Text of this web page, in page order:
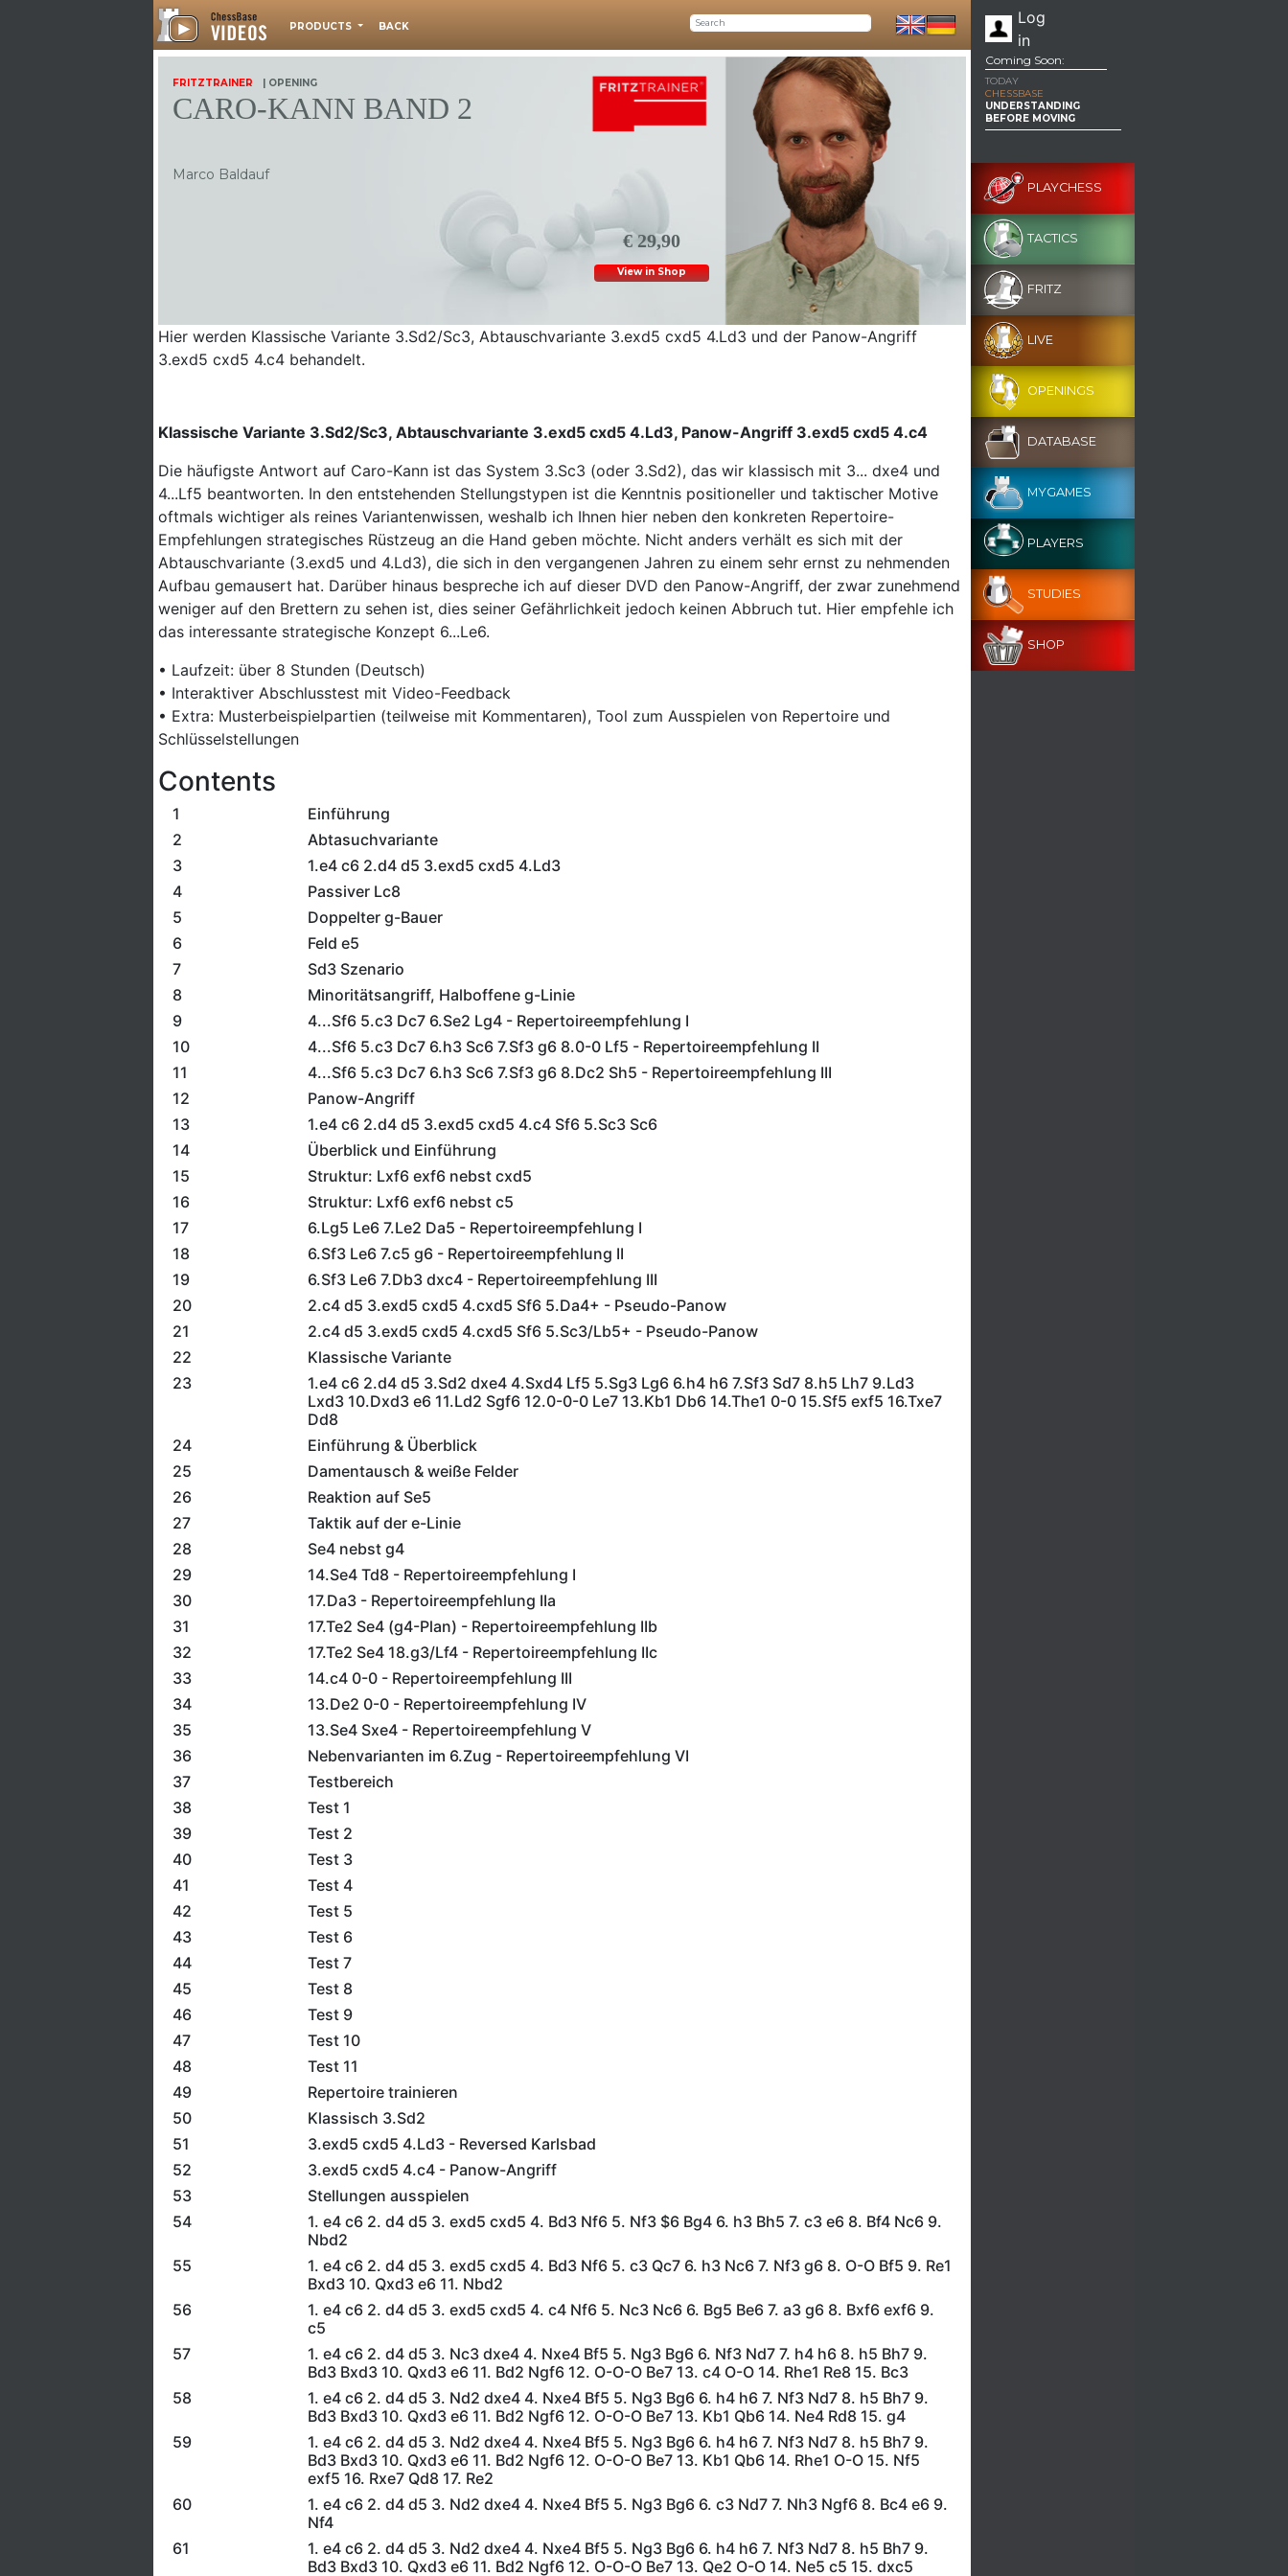
PRODUCTS BACK
Log
in
€ 29,90
View in Shop
FRITZTRAINER | OPENING
CARO-KANN BAND 2
Marco Baldauf
Hier werden Klassische Variante 3.Sd2/Sc3, Abtauschvariante 3.exd5 cxd5 4.Ld3 und der Panow-Angriff
3.exd5 cxd5 4.c4 behandelt.
Klassische Variante 3.Sd2/Sc3, Abtauschvariante 3.exd5 cxd5 4.Ld3, Panow-Angriff 3.exd5 cxd5 4.c4
Die häufigste Antwort auf Caro-Kann ist das System 3.Sc3 (oder 3.Sd2), das wir klassisch mit 3... dxe4 und
4...Lf5 beantworten. In den entstehenden Stellungstypen ist die Kenntnis positioneller und taktischer Motive
oftmals wichtiger als reines Variantenwissen, weshalb ich Ihnen hier neben den konkreten Repertoire-
Empfehlungen strategisches Rüstzeug an die Hand geben möchte. Nicht anders verhält es sich mit der
Abtauschvariante (3.exd5 und 4.Ld3), die sich in den vergangenen Jahren zu einem sehr ernst zu nehmenden
Aufbau gemausert hat. Darüber hinaus bespreche ich auf dieser DVD den Panow-Angriff, der zwar zunehmend
weniger auf den Brettern zu sehen ist, dies seiner Gefährlichkeit jedoch keinen Abbruch tut. Hier empfehle ich
das interessante strategische Konzept 6...Le6.
• Laufzeit: über 8 Stunden (Deutsch)
• Interaktiver Abschlusstest mit Video-Feedback
• Extra: Musterbeispielpartien (teilweise mit Kommentaren), Tool zum Ausspielen von Repertoire und
Schlüsselstellungen
Contents
1
Einführung
2
Abtasuchvariante
3
1.e4 c6 2.d4 d5 3.exd5 cxd5 4.Ld3
4
Passiver Lc8
5
Doppelter g-Bauer
6
Feld e5
7
Sd3 Szenario
8
Minoritätsangriff, Halboffene g-Linie
9
4...Sf6 5.c3 Dc7 6.Se2 Lg4 - Repertoireempfehlung I
10
4...Sf6 5.c3 Dc7 6.h3 Sc6 7.Sf3 g6 8.0-0 Lf5 - Repertoireempfehlung II
11
4...Sf6 5.c3 Dc7 6.h3 Sc6 7.Sf3 g6 8.Dc2 Sh5 - Repertoireempfehlung III
12
Panow-Angriff
13
1.e4 c6 2.d4 d5 3.exd5 cxd5 4.c4 Sf6 5.Sc3 Sc6
14
Überblick und Einführung
15
Struktur: Lxf6 exf6 nebst cxd5
16
Struktur: Lxf6 exf6 nebst c5
17
6.Lg5 Le6 7.Le2 Da5 - Repertoireempfehlung I
18
6.Sf3 Le6 7.c5 g6 - Repertoireempfehlung II
19
6.Sf3 Le6 7.Db3 dxc4 - Repertoireempfehlung III
20
2.c4 d5 3.exd5 cxd5 4.cxd5 Sf6 5.Da4+ - Pseudo-Panow
21
2.c4 d5 3.exd5 cxd5 4.cxd5 Sf6 5.Sc3/Lb5+ - Pseudo-Panow
22
Klassische Variante
23
1.e4 c6 2.d4 d5 3.Sd2 dxe4 4.Sxd4 Lf5 5.Sg3 Lg6 6.h4 h6 7.Sf3 Sd7 8.h5 Lh7 9.Ld3
Lxd3 10.Dxd3 e6 11.Ld2 Sgf6 12.0-0-0 Le7 13.Kb1 Db6 14.The1 0-0 15.Sf5 exf5 16.Txe7
Dd8
24
Einführung & Überblick
25
Damentausch & weiße Felder
26
Reaktion auf Se5
27
Taktik auf der e-Linie
28
Se4 nebst g4
29
14.Se4 Td8 - Repertoireempfehlung I
30
17.Da3 - Repertoireempfehlung IIa
31
17.Te2 Se4 (g4-Plan) - Repertoireempfehlung IIb
32
17.Te2 Se4 18.g3/Lf4 - Repertoireempfehlung IIc
33
14.c4 0-0 - Repertoireempfehlung III
34
13.De2 0-0 - Repertoireempfehlung IV
35
13.Se4 Sxe4 - Repertoireempfehlung V
36
Nebenvarianten im 6.Zug - Repertoireempfehlung VI
37
Testbereich
38
Test 1
39
Test 2
40
Test 3
41
Test 4
42
Test 5
43
Test 6
44
Test 7
45
Test 8
46
Test 9
47
Test 10
48
Test 11
49
Repertoire trainieren
50
Klassisch 3.Sd2
51
3.exd5 cxd5 4.Ld3 - Reversed Karlsbad
52
3.exd5 cxd5 4.c4 - Panow-Angriff
53
Stellungen ausspielen
54
1. e4 c6 2. d4 d5 3. exd5 cxd5 4. Bd3 Nf6 5. Nf3 $6 Bg4 6. h3 Bh5 7. c3 e6 8. Bf4 Nc6 9.
Nbd2
55
1. e4 c6 2. d4 d5 3. exd5 cxd5 4. Bd3 Nf6 5. c3 Qc7 6. h3 Nc6 7. Nf3 g6 8. O-O Bf5 9. Re1
Bxd3 10. Qxd3 e6 11. Nbd2
56
1. e4 c6 2. d4 d5 3. exd5 cxd5 4. c4 Nf6 5. Nc3 Nc6 6. Bg5 Be6 7. a3 g6 8. Bxf6 exf6 9.
c5
57
1. e4 c6 2. d4 d5 3. Nc3 dxe4 4. Nxe4 Bf5 5. Ng3 Bg6 6. Nf3 Nd7 7. h4 h6 8. h5 Bh7 9.
Bd3 Bxd3 10. Qxd3 e6 11. Bd2 Ngf6 12. O-O-O Be7 13. c4 O-O 14. Rhe1 Re8 15. Bc3
58
1. e4 c6 2. d4 d5 3. Nd2 dxe4 4. Nxe4 Bf5 5. Ng3 Bg6 6. h4 h6 7. Nf3 Nd7 8. h5 Bh7 9.
Bd3 Bxd3 10. Qxd3 e6 11. Bd2 Ngf6 12. O-O-O Be7 13. Kb1 Qb6 14. Ne4 Rd8 15. g4
59
1. e4 c6 2. d4 d5 3. Nd2 dxe4 4. Nxe4 Bf5 5. Ng3 Bg6 6. h4 h6 7. Nf3 Nd7 8. h5 Bh7 9.
Bd3 Bxd3 10. Qxd3 e6 11. Bd2 Ngf6 12. O-O-O Be7 13. Kb1 Qb6 14. Rhe1 O-O 15. Nf5
exf5 16. Rxe7 Qd8 17. Re2
60
1. e4 c6 2. d4 d5 3. Nd2 dxe4 4. Nxe4 Bf5 5. Ng3 Bg6 6. c3 Nd7 7. Nh3 Ngf6 8. Bc4 e6 9.
Nf4
61
1. e4 c6 2. d4 d5 3. Nd2 dxe4 4. Nxe4 Bf5 5. Ng3 Bg6 6. h4 h6 7. Nf3 Nd7 8. h5 Bh7 9.
Bd3 Bxd3 10. Qxd3 e6 11. Bd2 Ngf6 12. O-O-O Be7 13. Qe2 O-O 14. Ne5 c5 15. dxc5
Coming Soon:
TODAY
CHESSBASE
UNDERSTANDING
BEFORE MOVING
PLAYCHESS
TACTICS
FRITZ
LIVE
OPENINGS
DATABASE
MYGAMES
PLAYERS
STUDIES
SHOP